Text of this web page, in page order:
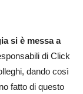
si è messa a
di Click
dando così
fatto di questo